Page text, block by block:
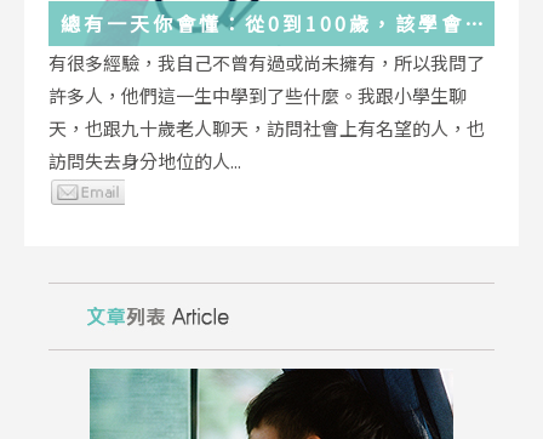
總有一天你會懂：從0到100歲，該學會
的人生大事，都在這些生活的小事裡了
有很多經驗，我自己不曾有過或尚未擁有，所以我問了
許多人，他們這一生中學到了些什麼。我跟小學生聊
天，也跟九十歲老人聊天，訪問社會上有名望的人，也
訪問失去身分地位的人...